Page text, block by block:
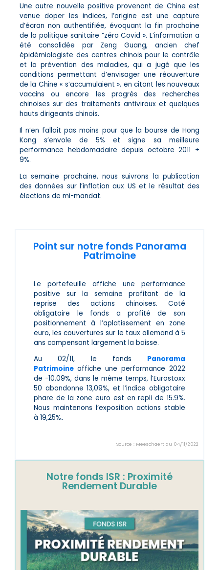
Une autre nouvelle positive provenant de Chine est
venue doper les indices, l’origine est une capture
d’écran non authentifiée, évoquant la fin prochaine
de la politique sanitaire “zéro Covid ». L’information a
été consolidée par Zeng Guang, ancien chef
épidémiologiste des centres chinois pour le contrôle
et la prévention des maladies, qui a jugé que les
conditions permettant d’envisager une réouverture
de la Chine « s’accumulaient », en citant les nouveaux
vaccins ou encore les progrès des recherches
chinoises sur des traitements antiviraux et quelques
hauts dirigeants chinois.
Il n’en fallait pas moins pour que la bourse de Hong
Kong s’envole de 5% et signe sa meilleure
performance hebdomadaire depuis octobre 2011 +
9%.
La semaine prochaine, nous suivrons la publication
des données sur l’inflation aux US et le résultat des
élections de mi-mandat.
Point sur notre fonds Panorama
Patrimoine
Le portefeuille affiche une performance
positive sur la semaine profitant de la
reprise des actions chinoises. Coté
obligataire le fonds a profité de son
positionnement à l’aplatissement en zone
euro, les couvertures sur le taux allemand à 5
ans compensant largement la baisse.
Au 02/11, le fonds
Panorama
Patrimoine affiche une performance 2022
de -10,09%, dans le même temps, l’Eurostoxx
50 abandonne 13,09%, et l’indice obligataire
phare de la zone euro est en repli de 15.9%.
Nous maintenons l’exposition actions stable
à 19,25%.
Source : Meeschaert au 04/11/2022
Notre fonds ISR : Proximité
Rendement Durable